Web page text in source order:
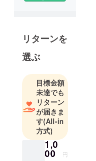
リターンを
選ぶ
目標金額
未達でも
リターン
が届きま
す(All-in
方式)
1,0
00 円